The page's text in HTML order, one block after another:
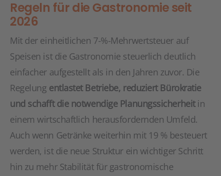
Regeln für die Gastronomie seit
2026
Mit der einheitlichen 7-%-Mehrwertsteuer auf
Speisen ist die Gastronomie steuerlich deutlich
einfacher aufgestellt als in den Jahren zuvor. Die
Regelung entlastet Betriebe, reduziert Bürokratie
und schafft die notwendige Planungssicherheitin
einem wirtschaftlich herausfordernden Umfeld.
Auch wenn Getränke weiterhin mit 19 % besteuert
werden, ist die neue Struktur ein wichtiger Schritt
hin zu mehr Stabilität für gastronomische